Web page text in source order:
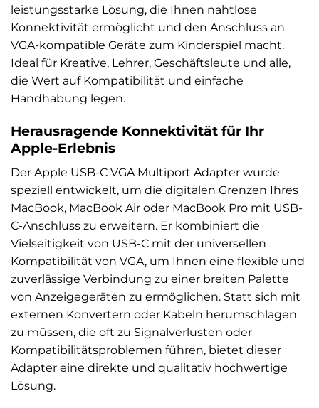
leistungsstarke Lösung, die Ihnen nahtlose
Konnektivität ermöglicht und den Anschluss an
VGA-kompatible Geräte zum Kinderspiel macht.
Ideal für Kreative, Lehrer, Geschäftsleute und alle,
die Wert auf Kompatibilität und einfache
Handhabung legen.
Herausragende Konnektivität für Ihr
Apple-Erlebnis
Der Apple USB-C VGA Multiport Adapter wurde
speziell entwickelt, um die digitalen Grenzen Ihres
MacBook, MacBook Air oder MacBook Pro mit USB-
C-Anschluss zu erweitern. Er kombiniert die
Vielseitigkeit von USB-C mit der universellen
Kompatibilität von VGA, um Ihnen eine flexible und
zuverlässige Verbindung zu einer breiten Palette
von Anzeigegeräten zu ermöglichen. Statt sich mit
externen Konvertern oder Kabeln herumschlagen
zu müssen, die oft zu Signalverlusten oder
Kompatibilitätsproblemen führen, bietet dieser
Adapter eine direkte und qualitativ hochwertige
Lösung.